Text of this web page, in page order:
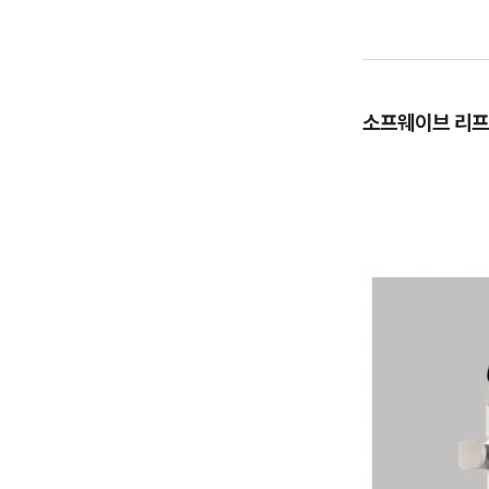
소프웨이브 리